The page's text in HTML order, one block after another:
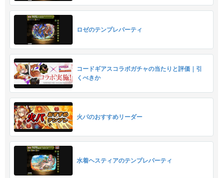
ロゼのテンプレパーティ
コードギアスコラボガチャの当たりと評価｜引
くべきか
火パのおすすめリーダー
水着ヘスティアのテンプレパーティ